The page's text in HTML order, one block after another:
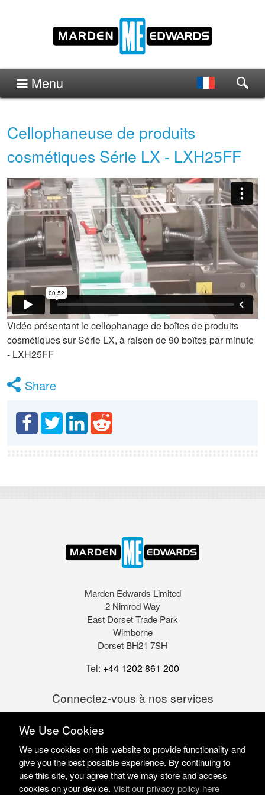
Menu
Cellophaneuse de produits
cosmétiques Série LX - LXH25FF
Vidéo présentant le cellophanage de boîtes de produits
cosmétiques sur Série LX, à raison de 90 boîtes par minute
- LXH25FF
Share
Marden Edwards Limited
2 Nimrod Way
East Dorset Trade Park
Wimborne
Dorset BH21 7SH
Tel: +44 1202 861 200
Connectez-vous à nos services
We Use Cookies
We use cookies on this website to provide functionality and
give you the best possible experience. By continuing to
use this site, you agree that we may store and access
cookies on your device. Visit our privacy policy here